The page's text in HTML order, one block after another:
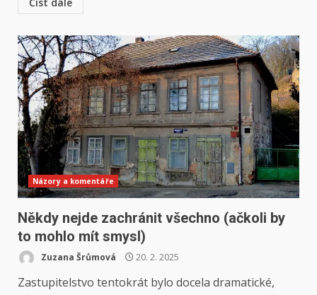
Názory a komentáře
Někdy nejde zachránit všechno (ačkoli by
to mohlo mít smysl)
Zuzana Šrůmová 20. 2. 2025
Zastupitelstvo tentokrát bylo docela dramatické,